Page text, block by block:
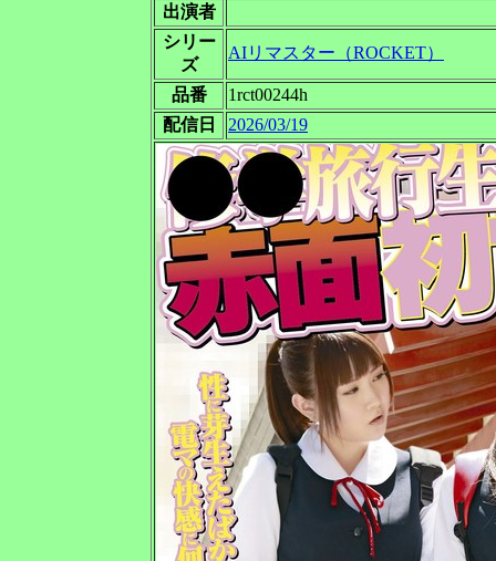
出演者
シリー
ズ
AIリマスター（ROCKET）
品番
1rct00244h
配信日
2026/03/19